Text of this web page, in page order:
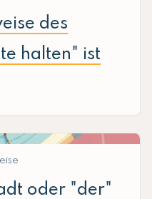
des
halten" ist
oder "der"